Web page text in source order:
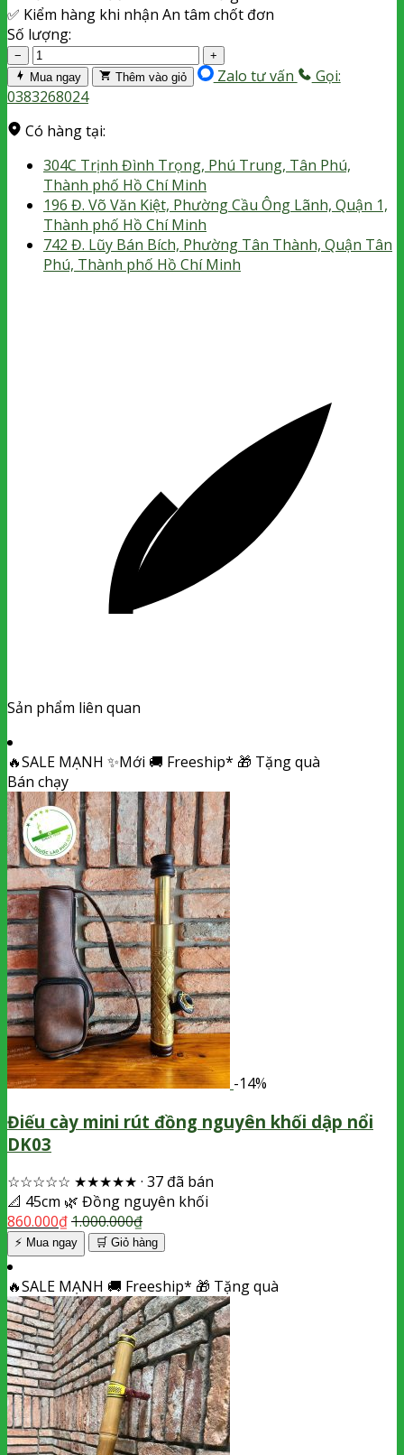
✅ Kiểm hàng khi nhận An tâm chốt đơn
Số lượng:
−
+
Mua ngay
Thêm vào giỏ Zalo tư vấn
Gọi:
0383268024
Có hàng tại:
304C Trịnh Đình Trọng, Phú Trung, Tân Phú,
Thành phố Hồ Chí Minh
196 Đ. Võ Văn Kiệt, Phường Cầu Ông Lãnh, Quận 1,
Thành phố Hồ Chí Minh
742 Đ. Lũy Bán Bích, Phường Tân Thành, Quận Tân
Phú, Thành phố Hồ Chí Minh
Sản phẩm liên quan
🔥SALE MẠNH ✨Mới 🚚 Freeship* 🎁 Tặng quà
Bán chạy
-14%
Điếu cày mini rút đồng nguyên khối dập nổi
DK03
☆☆☆☆☆ ★★★★★ · 37 đã bán
📐 45cm 🌿 Đồng nguyên khối
860.000₫1.000.000₫
⚡ Mua ngay 🛒 Giỏ hàng
🔥SALE MẠNH 🚚 Freeship* 🎁 Tặng quà